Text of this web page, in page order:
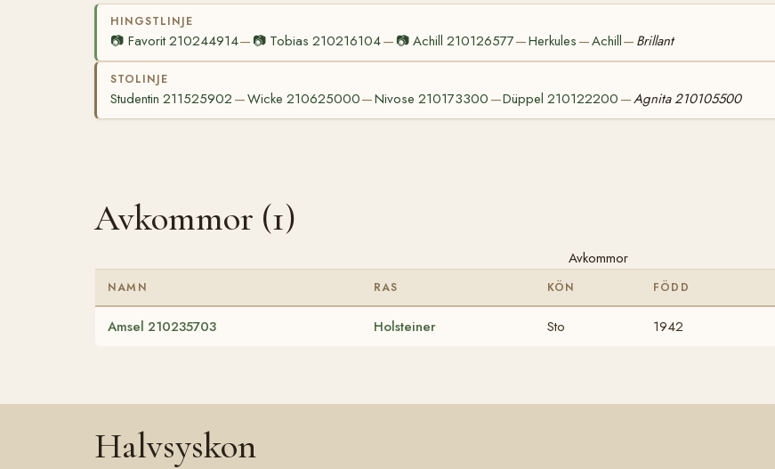
HINGSTLINJE
📷 Favorit 210244914— 📷 Tobias 210216104— 📷 Achill 210126577—Herkules —Achill— Brillant
STOLINJE
Studentin 211525902 —Wicke 210625000—Nivose 210173300 —Düppel 210122200 —Agnita 210105500
Avkommor (1)
Avkommor
NAMN RAS KÖN FÖDD
Amsel 210235703 Holsteiner Sto 1942
Halvsyskon